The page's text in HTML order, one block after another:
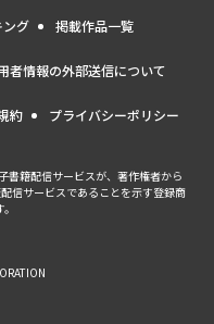
ング 掲載作品一覧
者情報の外部送信について
約 プライバシーポリシー
書籍配信サービスが、著作権者から
信サービスであることを示す登録商